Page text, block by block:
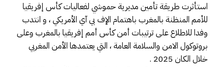
استأثرت طريقة تأمين مديرية حموشي لفعاليات كأس إفريقيا
للأمم المنظنة بالمغرب باهتمام الإف بي آي الأمريكي ، و انتدب
وفدا للاطلاع على ترتيبات أمن كأس أمم إفريقيا بالمغرب وعلى
بروتوكول الامن والسلامة العامة ، التي يعتمدها الأمن المغربي
خلال الكان 2025 .